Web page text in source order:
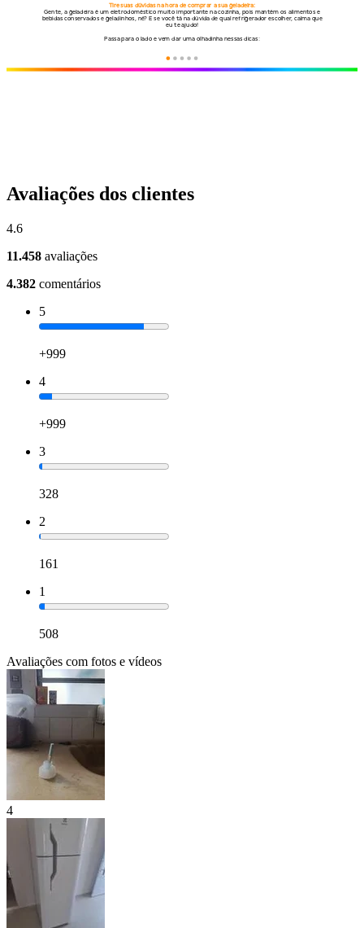
Avaliações dos clientes
4.6
11.458 avaliações
4.382 comentários
5
+999
4
+999
3
328
2
161
1
508
Avaliações com fotos e vídeos
4